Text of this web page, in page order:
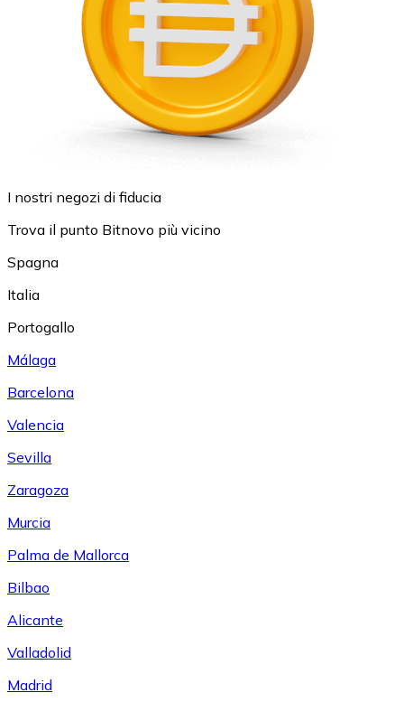
I nostri negozi di fiducia
Trova il punto Bitnovo più vicino
Spagna
Italia
Portogallo
Málaga
Barcelona
Valencia
Sevilla
Zaragoza
Murcia
Palma de Mallorca
Bilbao
Alicante
Valladolid
Madrid